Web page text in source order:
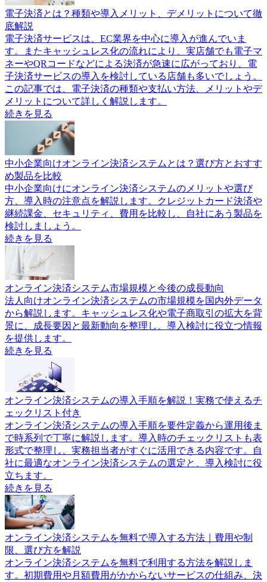
電子決済とは？種類や導入メリット、デメリットについて徹
底解説
電子決済サービスは、EC業界を中心に導入が進んでいま
す。またキャッシュレス化の流れにより、実店舗でも電子マ
ネーやQRコードなどによる決済が急速に広がっており、電
子決済サービスの導入を検討している店舗も多いでしょう。
この記事では、電子決済の種類や支払い方法、メリットやデ
メリットについて詳しく解説します。
続きを見る
中小企業向けオンライン決済システムとは？選び方とおすす
め製品を比較
中小企業向けにオンライン決済システムのメリットや選び
方、導入時の注意点を解説します。クレジットカード決済や
継続課金、セキュリティ、費用を比較し、自社にあう製品を
検討しましょう。
続きを見る
オンライン決済システム市場規模と今後の成長動向
法人向けオンライン決済システムの市場規模を国内外データ
から解説します。キャッシュレス化や電子商取引の拡大を背
景に、成長要因と最新動向を整理し、導入検討に役立つ情報
を提供します。
続きを見る
オンライン決済システムの導入手順を解説！実務で使えるチ
ェックリスト付き
オンライン決済システムの導入手順を要件定義から運用後ま
で時系列で丁寧に解説します。導入時のチェックリストも表
形式で整理し、実務担当者がすぐに活用できる内容です。自
社に最適なオンライン決済システムの選定と、導入検討に役
立ちます。
続きを見る
オンライン決済システムを無料で導入する方法｜費用や制
限、選び方を解説
オンライン決済システムを無料で利用する方法を解説しま
す。初期費用や月額費用がかからないサービスの仕組み、決